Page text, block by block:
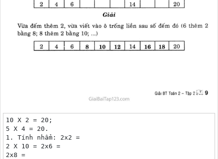
10 X 2 = 20;
5 X 4 = 20.
1. Tính nhẩm: 2x2 =
2 X 10 = 2x6 =
2x8 =